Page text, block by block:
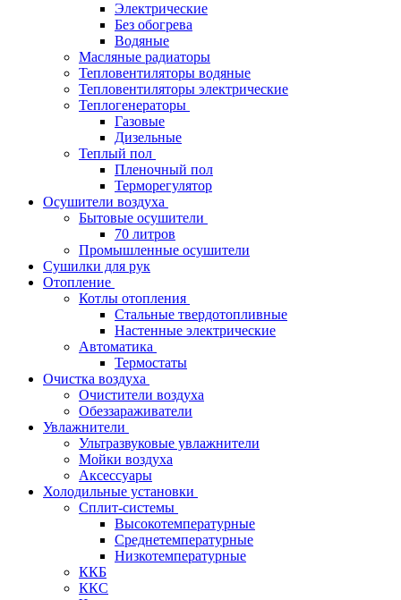
Электрические
Без обогрева
Водяные
Масляные радиаторы
Тепловентиляторы водяные
Тепловентиляторы электрические
Теплогенераторы
Газовые
Дизельные
Теплый пол
Пленочный пол
Терморегулятор
Осушители воздуха
Бытовые осушители
70 литров
Промышленные осушители
Сушилки для рук
Отопление
Котлы отопления
Стальные твердотопливные
Настенные электрические
Автоматика
Термостаты
Очистка воздуха
Очистители воздуха
Обеззараживатели
Увлажнители
Ультразвуковые увлажнители
Мойки воздуха
Аксессуары
Холодильные установки
Сплит-системы
Высокотемпературные
Среднетемпературные
Низкотемпературные
ККБ
ККС